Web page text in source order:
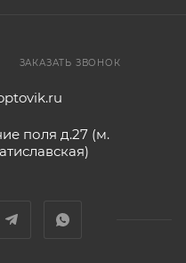
ЗАКАЗАТЬ ЗВОНОК
поля д.27 (м.